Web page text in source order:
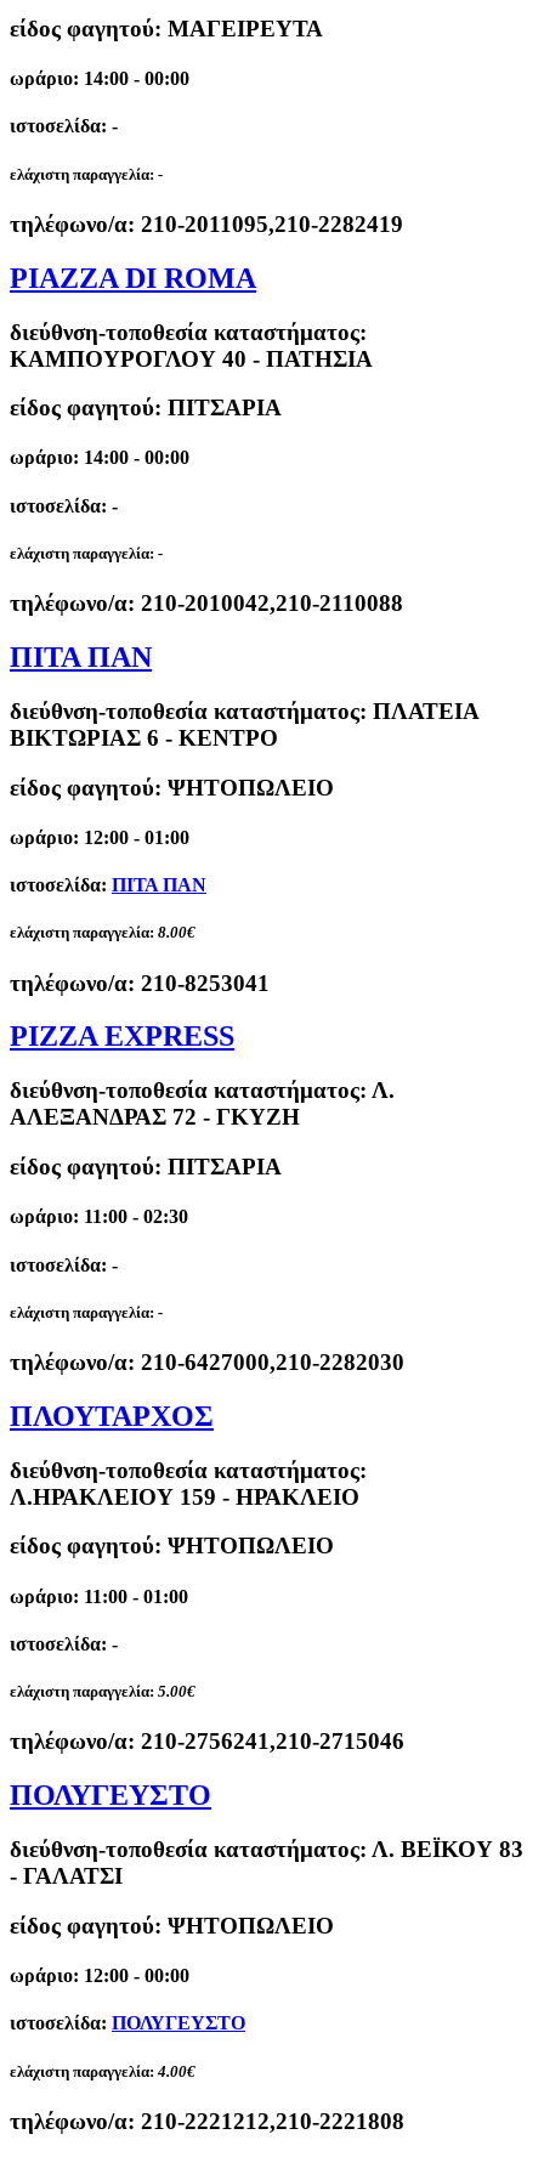
είδος φαγητού: ΜΑΓΕΙΡΕΥΤΑ
ωράριο: 14:00 - 00:00
ιστοσελίδα: -
ελάχιστη παραγγελία: -
τηλέφωνο/α: 210-2011095,210-2282419
PIAZZA DI ROMA
διεύθνση-τοποθεσία καταστήματος:
ΚΑΜΠΟΥΡΟΓΛΟΥ 40 - ΠΑΤΗΣΙΑ
είδος φαγητού: ΠΙΤΣΑΡΙΑ
ωράριο: 14:00 - 00:00
ιστοσελίδα: -
ελάχιστη παραγγελία: -
τηλέφωνο/α: 210-2010042,210-2110088
ΠΙΤΑ ΠΑΝ
διεύθνση-τοποθεσία καταστήματος: ΠΛΑΤΕΙΑ
ΒΙΚΤΩΡΙΑΣ 6 - ΚΕΝΤΡΟ
είδος φαγητού: ΨΗΤΟΠΩΛΕΙΟ
ωράριο: 12:00 - 01:00
ιστοσελίδα: ΠΙΤΑ ΠΑΝ
ελάχιστη παραγγελία: 8.00€
τηλέφωνο/α: 210-8253041
PIZZA EXPRESS
διεύθνση-τοποθεσία καταστήματος: Λ.
ΑΛΕΞΑΝΔΡΑΣ 72 - ΓΚΥΖΗ
είδος φαγητού: ΠΙΤΣΑΡΙΑ
ωράριο: 11:00 - 02:30
ιστοσελίδα: -
ελάχιστη παραγγελία: -
τηλέφωνο/α: 210-6427000,210-2282030
ΠΛΟΥΤΑΡΧΟΣ
διεύθνση-τοποθεσία καταστήματος:
Λ.ΗΡΑΚΛΕΙΟΥ 159 - ΗΡΑΚΛΕΙΟ
είδος φαγητού: ΨΗΤΟΠΩΛΕΙΟ
ωράριο: 11:00 - 01:00
ιστοσελίδα: -
ελάχιστη παραγγελία: 5.00€
τηλέφωνο/α: 210-2756241,210-2715046
ΠΟΛΥΓΕΥΣΤΟ
διεύθνση-τοποθεσία καταστήματος: Λ. ΒΕΪΚΟΥ 83
- ΓΑΛΑΤΣΙ
είδος φαγητού: ΨΗΤΟΠΩΛΕΙΟ
ωράριο: 12:00 - 00:00
ιστοσελίδα: ΠΟΛΥΓΕΥΣΤΟ
ελάχιστη παραγγελία: 4.00€
τηλέφωνο/α: 210-2221212,210-2221808